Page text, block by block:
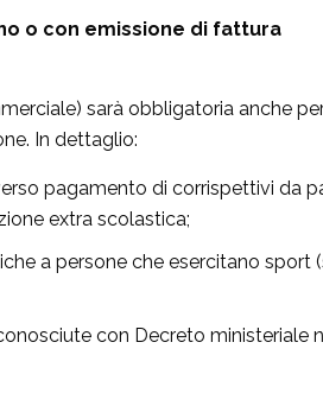
o con emissione di fattura
sarà obbligatoria anche
In dettaglio:
pagamento di corrispettivi da
extra scolastica;
a persone che esercitano sport
con Decreto ministeriale